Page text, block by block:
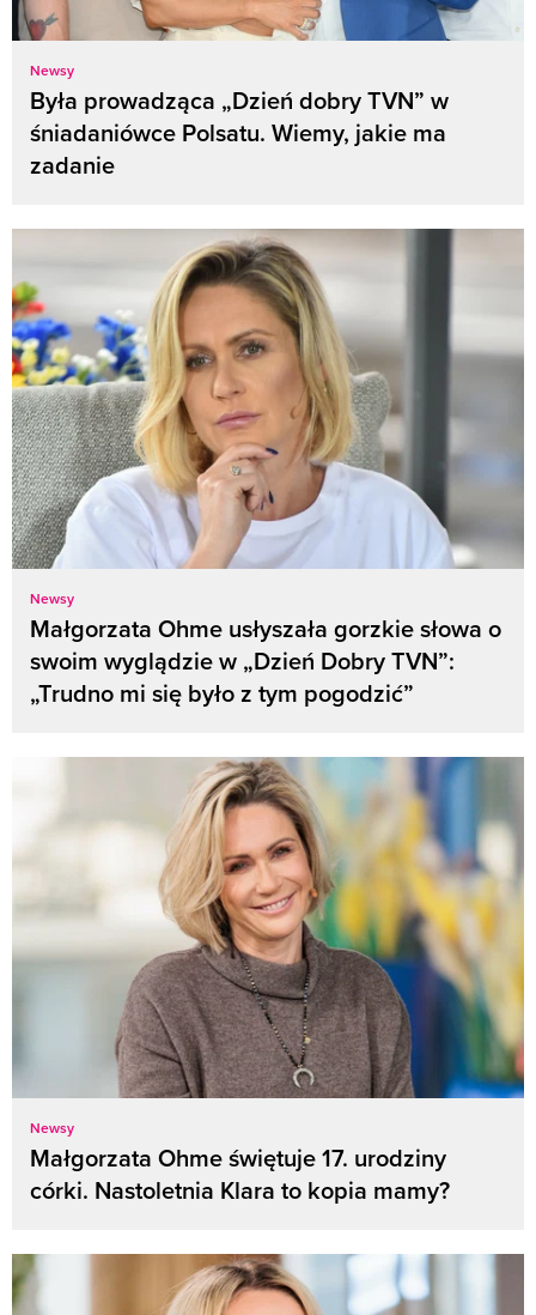
Newsy
Była prowadząca „Dzień dobry TVN” w
śniadaniówce Polsatu. Wiemy, jakie ma
zadanie
Newsy
Małgorzata Ohme usłyszała gorzkie słowa o
swoim wyglądzie w „Dzień Dobry TVN”:
„Trudno mi się było z tym pogodzić”
Newsy
Małgorzata Ohme świętuje 17. urodziny
córki. Nastoletnia Klara to kopia mamy?